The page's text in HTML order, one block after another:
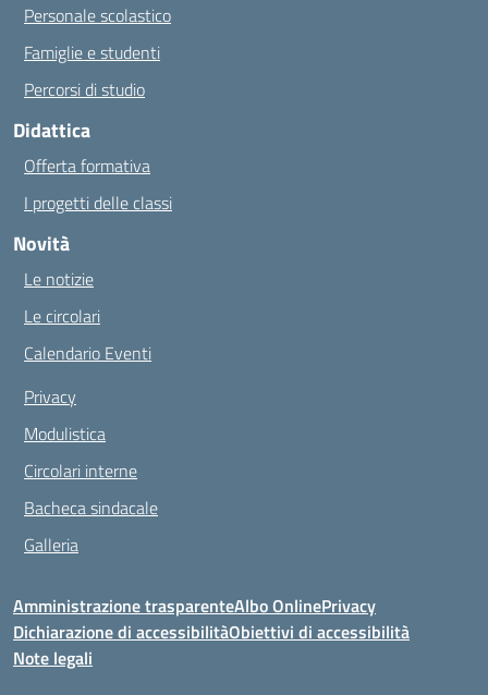
Personale scolastico
Famiglie e studenti
Percorsi di studio
Didattica
Offerta formativa
I progetti delle classi
Novità
Le notizie
Le circolari
Calendario Eventi
Privacy
Modulistica
Circolari interne
Bacheca sindacale
Galleria
Amministrazione trasparenteAlbo OnlinePrivacy
Dichiarazione di accessibilitàObiettivi di accessibilità
Note legali